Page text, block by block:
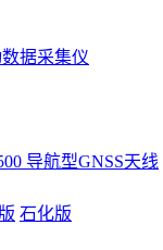
据采集仪
导航型GNSS天线
石化版